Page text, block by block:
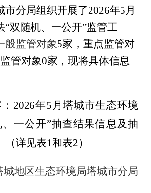
市分局组织开展了2026年5月
“双随机、一公开”监管工
般监管对象5家，重点监管对
管对象0家，现将具体信息
2026年5月塔城市生态环境
一公开”抽查结果信息及抽
详见表1和表2）
城地区生态环境局塔城市分局